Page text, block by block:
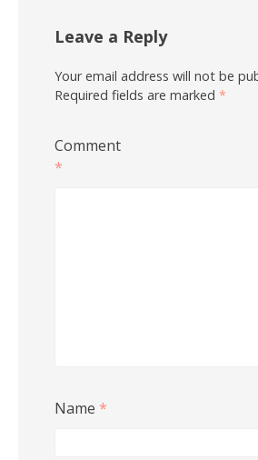
Leave a Reply
Your email address will not be
Required fields are marked *
Comment
*
Name *